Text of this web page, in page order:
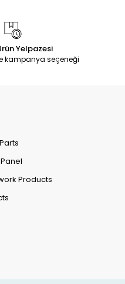
Yelpazesi
kampanya seçeneği
Products